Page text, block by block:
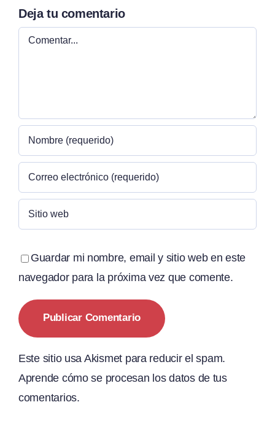
Deja tu comentario
Comentar
Guardar mi nombre, email y sitio web en este
navegador para la próxima vez que comente.
Este sitio usa Akismet para reducir el spam.
Aprende cómo se procesan los datos de tus
comentarios.